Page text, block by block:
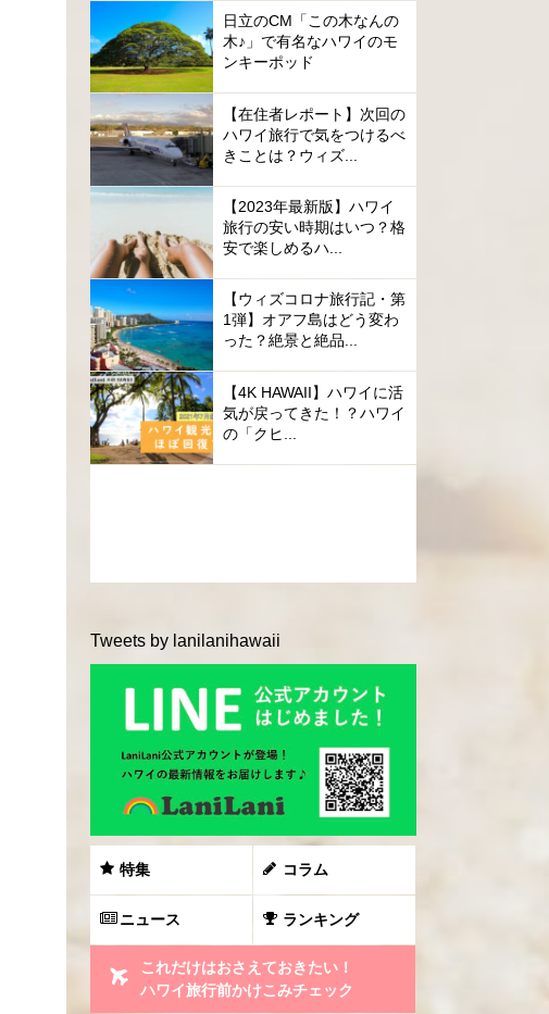
日立のCM「この木なんの
木♪」で有名なハワイのモ
ンキーポッド
【在住者レポート】次回の
ハワイ旅行で気をつけるべ
きことは？ウィズ...
【2023年最新版】ハワイ
旅行の安い時期はいつ？格
安で楽しめるハ...
【ウィズコロナ旅行記・第
1弾】オアフ島はどう変わ
った？絶景と絶品...
【4K HAWAII】ハワイに活
気が戻ってきた！？ハワイ
の「クヒ...
Tweets by lanilanihawaii
特集 コラム
ニュース ランキング
これだけはおさえておきたい！
ハワイ旅行前かけこみチェック